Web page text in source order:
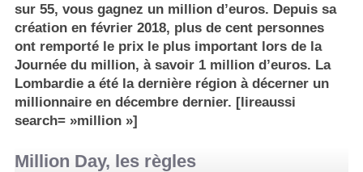
sur 55, vous gagnez un million d’euros. Depuis sa
création en février 2018, plus de cent personnes
ont remporté le prix le plus important lors de la
Journée du million, à savoir 1 million d’euros. La
Lombardie a été la dernière région à décerner un
millionnaire en décembre dernier. [lireaussi
search= »million »]
Million Day, les règles